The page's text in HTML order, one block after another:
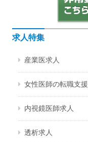
求人特集
産業医求人
女性医師の転職支援
内視鏡医師求人
透析求人